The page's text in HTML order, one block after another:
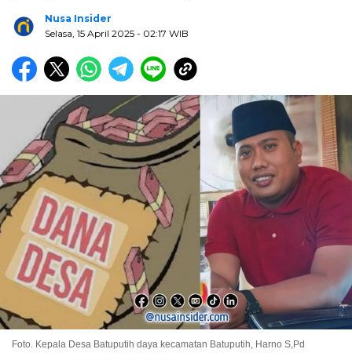
Nusa Insider
Selasa, 15 April 2025 - 02:17 WIB
Foto. Kepala Desa Batuputih daya kecamatan Batuputih, Harno S,Pd